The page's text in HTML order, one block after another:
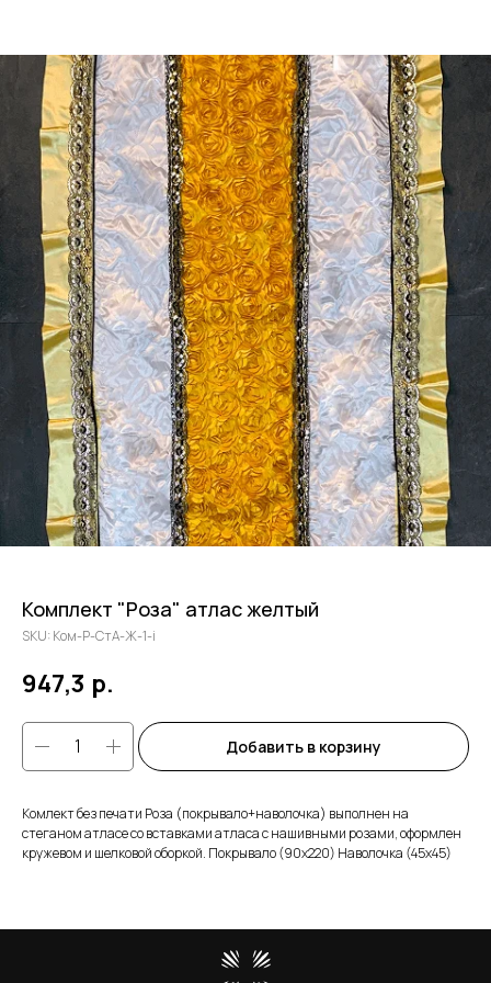
Комплект "Роза" атлас желтый
SKU: Ком-Р-СтА-Ж-1-i
947,3 р.
Добавить в корзину
Комлект без печати Роза (покрывало+наволочка) выполнен на
стеганом атласе со вставками атласа с нашивными розами, оформлен
кружевом и шелковой оборкой. Покрывало (90х220) Наволочка (45х45)